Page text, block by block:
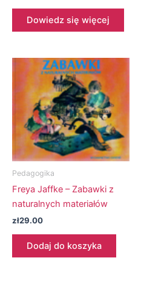
Dowiedz się więcej
Pedagogika
Freya Jaffke – Zabawki z
naturalnych materiałów
zł29.00
Dodaj do koszyka